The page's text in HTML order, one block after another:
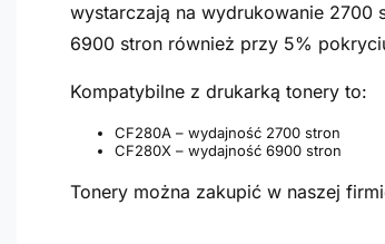
wystarczają na wydrukowanie
6900 stron również przy 5%
Kompatybilne z drukarką tonery to:
CF280A – wydajność 2700 stron
CF280X – wydajność 6900 stron
Tonery można zakupić w naszej